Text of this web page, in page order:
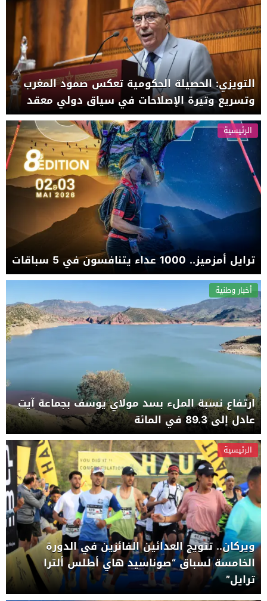
التويزي: الحصيلة الحكومية تعكس صمود المغرب
وتسريع وتيرة الإصلاحات في سياق دولي معقد
الرئيسية
ترايل أمزميز.. 1000 عداء يتنافسون في 5 سباقات
أخبار وطنية
ارتفاع نسبة الملء بسد مولاي يوسف بجماعة آيت
عادل إلى 89.3 في المائة
الرئيسية
ويركان.. تتويج العدائين الفائزين في الدورة
الخامسة لسباق “صوناسيد هاي أطلس ألترا
ترايل”